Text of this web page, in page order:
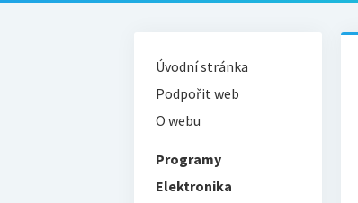
Úvodní stránka
Podpořit web
O webu
Programy
Elektronika